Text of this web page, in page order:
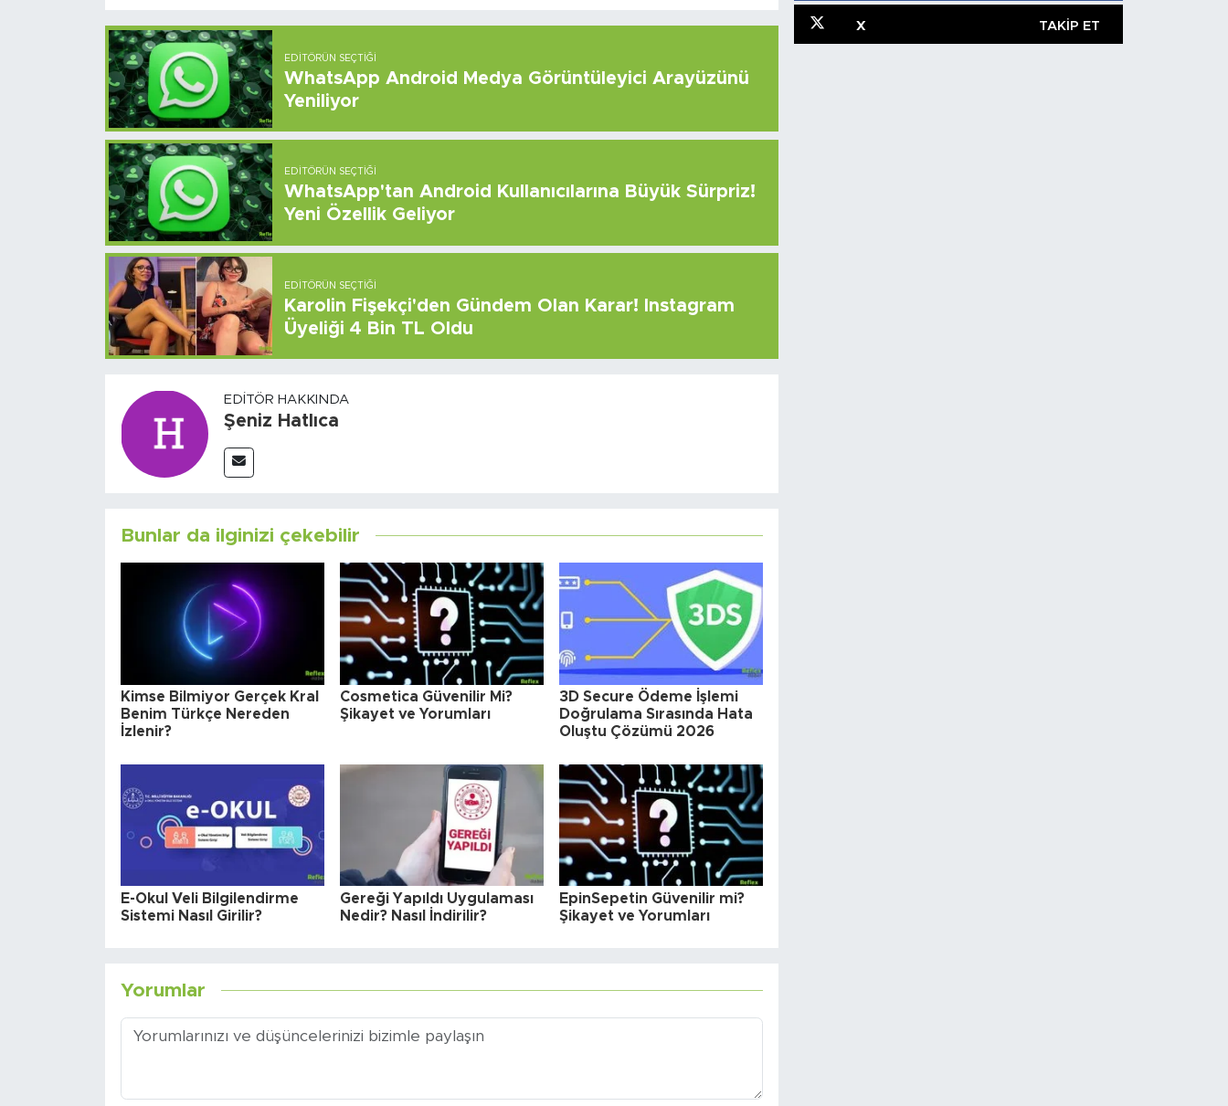
EDITÖRÜN SEÇTIĞI
WhatsApp Android Medya Görüntüleyici Arayüzünü
Yeniliyor
EDITÖRÜN SEÇTIĞI
WhatsApp'tan Android Kullanıcılarına Büyük Sürpriz!
Yeni Özellik Geliyor
EDITÖRÜN SEÇTIĞI
Karolin Fişekçi'den Gündem Olan Karar! Instagram
Üyeliği 4 Bin TL Oldu
EDITÖR HAKKINDA
Şeniz Hatlıca
Bunlar da ilginizi çekebilir
Kimse Bilmiyor Gerçek Kral
Benim Türkçe Nereden
İzlenir?
Cosmetica Güvenilir Mi?
Şikayet ve Yorumları
3D Secure Ödeme İşlemi
Doğrulama Sırasında Hata
Oluştu Çözümü 2026
E-Okul Veli Bilgilendirme
Sistemi Nasıl Girilir?
Gereği Yapıldı Uygulaması
Nedir? Nasıl İndirilir?
EpinSepetin Güvenilir mi?
Şikayet ve Yorumları
Yorumlar
X TAKIP ET